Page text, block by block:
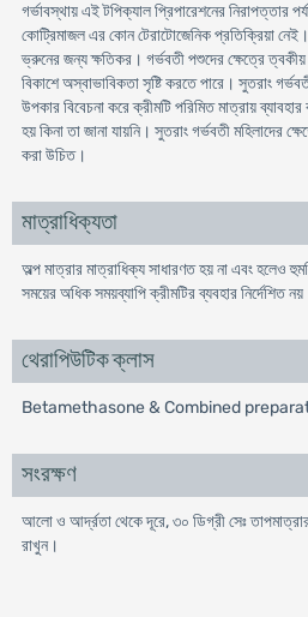
গর্ভাবস্থায় এই টপিক্যাল প্রিপারেশনের নিরাপত্তার
কোট্রিমাজল এর কোন টেরাটোজেনিক প্রতিক্রিয়া
ভ্রুনের জন্য ক্ষতিকর। গর্ভবতী পশুদের ক্ষেত্রে ত্বকীয়
বিকাশে অস্বাভাবিকতা সৃষ্টি করতে পারে। সুতরাং
উপকার বিবেচনা করে ক্রীমটি পরিমিত মাত্রায়
হয় কিনা তা জানা যায়নি। সুতরাং গর্ভবতী মহিলাদের
করা উচিত।
মাত্রাধিক্যতা
অল্প মাত্রার মাত্রাধিক্য সাধারণত হয় না এবং হলেও
সময়ের অধিক সময়ব্যাপি ক্রীমটির ব্যবহার নির্দেশিত
থেরাপিউটিক ক্লাস
Betamethasone & Combined
সংরক্ষণ
আলো ও আর্দ্রতা থেকে দূরে, ৩০ ডিগ্রী সেঃ তাপমাত্রার
রাখুন।